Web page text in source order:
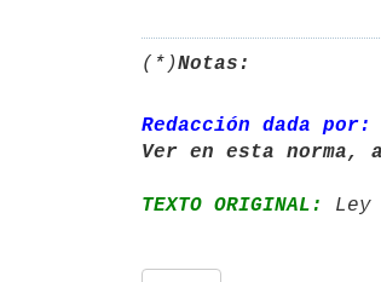
(*)Notas:
Redacción dada por:
Ver en esta norma,
TEXTO ORIGINAL: Ley